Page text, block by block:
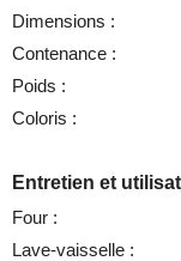
Dimensions :
Contenance :
Poids :
Coloris :
Entretien et
Four :
Lave-vaisselle :